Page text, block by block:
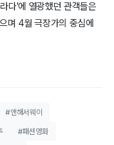
다'에 열광했던 관객들은
며 4월 극장가의 중심에
#앤해서웨이
#패션영화